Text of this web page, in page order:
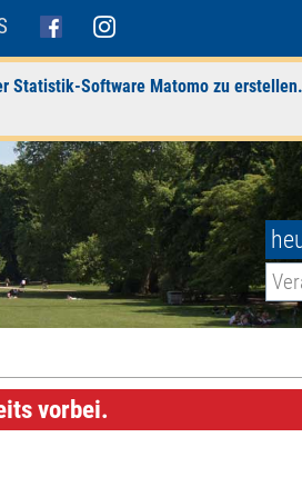
Statistik-Software Matomo zu
vorbei.